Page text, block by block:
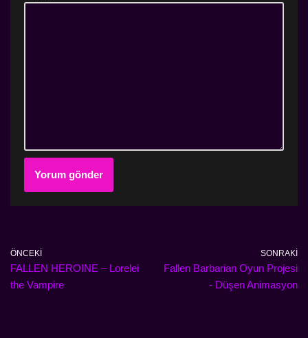
ÖNCEKI
FALLEN HEROINE – Lorelei
the Vampire
SONRAKI
Fallen Barbarian Oyun Projesi
- Düşen Animasyon